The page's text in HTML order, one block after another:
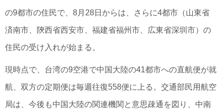
の9都市の住民で、8月28日からは、さらに4都市（山東省
済南市、陝西省西安市、福建省福州市、広東省深圳市）の
住民の受け入れが始まる。
現時点で、台湾の9空港で中国大陸の41都市への直航便が就
航、双方の定期便は毎週往復558便に上る。交通部民用航空
局は、今後も中国大陸の関連機関と意思疎通を図り、中南